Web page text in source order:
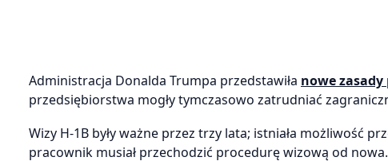
Administracja Donalda Trumpa przedstawiła nowe
przedsiębiorstwa mogły tymczasowo zatrudniać
Wizy H-1B były ważne przez trzy lata; istniała możliwość
pracownik musiał przechodzić procedurę wizową od